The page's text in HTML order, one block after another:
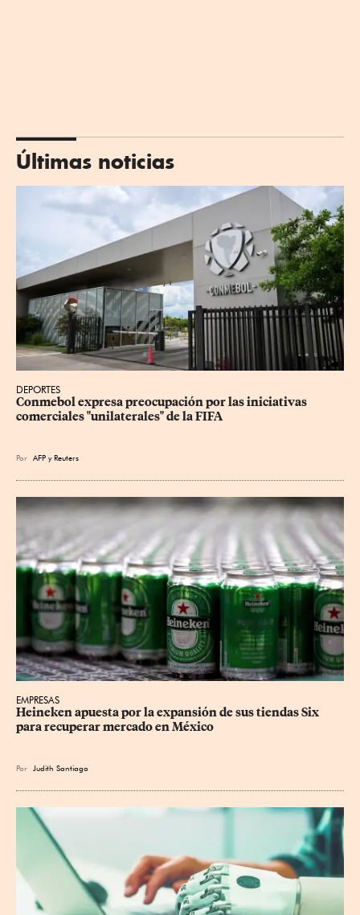
Últimas noticias
DEPORTES
Conmebol expresa preocupación por las iniciativas
comerciales "unilaterales" de la FIFA
Por AFP yReuters
EMPRESAS
Heineken apuesta por la expansión de sus tiendas Six
para recuperar mercado en México
Por Judith Santiago